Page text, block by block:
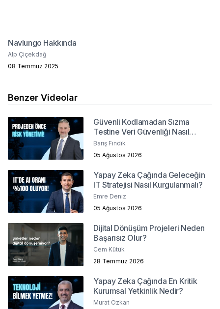
Navlungo Hakkında
Alp Çiçekdağ
08 Temmuz 2025
Benzer Videolar
Güvenli Kodlamadan Sızma
Testine Veri Güvenliği Nasıl
Sağlanır?
Barış Fındık
05 Ağustos 2026
Yapay Zeka Çağında Geleceğin
IT Stratejisi Nasıl Kurgulanmalı?
Emre Deniz
05 Ağustos 2026
Dijital Dönüşüm Projeleri Neden
Başarısız Olur?
Cem Kütük
28 Temmuz 2026
Yapay Zeka Çağında En Kritik
Kurumsal Yetkinlik Nedir?
Murat Özkan